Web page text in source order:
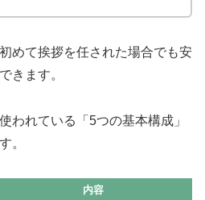
めて挨拶を任された場合でも安
きます。
われている「5つの基本構成」
。
内容